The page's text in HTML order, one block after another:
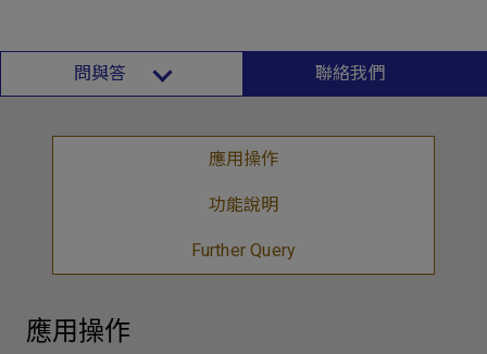
問與答 聯絡我們
應用操作
功能說明
Further Query
應用操作